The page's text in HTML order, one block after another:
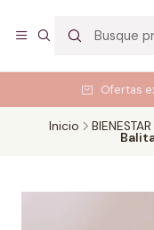
Ofertas
Inicio